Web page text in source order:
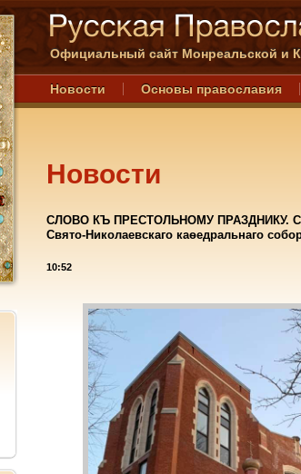
Официальный сайт Монреальской и
Новости Основы православия
Новости
СЛОВО КЪ ПРЕСТОЛЬНОМУ ПРАЗДНИКУ.
Свято-Николаевскаго каѳедральнаго
10:52